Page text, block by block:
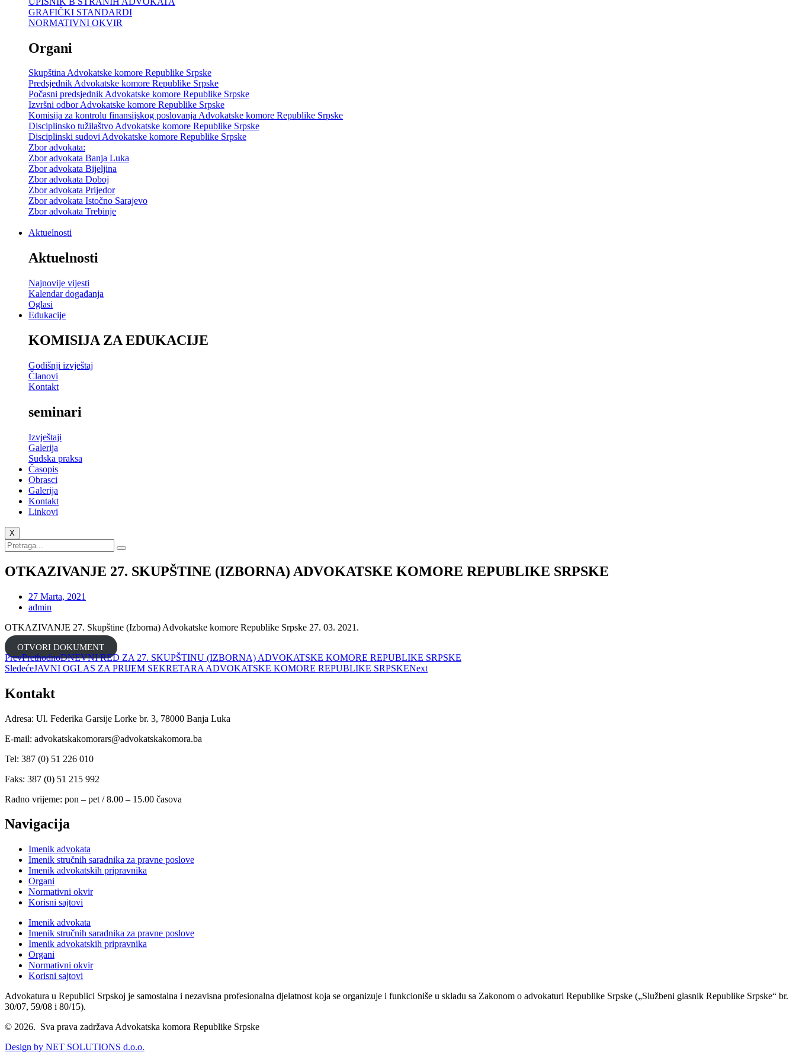
GRAFIČKI STANDARDI
NORMATIVNI OKVIR
Organi
Skupština Advokatske komore Republike Srpske
Predsjednik Advokatske komore Republike Srpske
Počasni predsjednik Advokatske komore Republike Srpske
Izvršni odbor Advokatske komore Republike Srpske
Komisija za kontrolu finansijskog poslovanja Advokatske komore Republike Srpske
Disciplinsko tužilaštvo Advokatske komore Republike Srpske
Disciplinski sudovi Advokatske komore Republike Srpske
Zbor advokata:
Zbor advokata Banja Luka
Zbor advokata Bijeljina
Zbor advokata Doboj
Zbor advokata Prijedor
Zbor advokata Istočno Sarajevo
Zbor advokata Trebinje
Aktuelnosti
Aktuelnosti
Najnovije vijesti
Kalendar događanja
Oglasi
Edukacije
KOMISIJA ZA EDUKACIJE
Godišnji izvještaj
Članovi
Kontakt
seminari
Izvještaji
Galerija
Sudska praksa
Časopis
Obrasci
Galerija
Kontakt
Linkovi
X
OTKAZIVANJE 27. SKUPŠTINE (IZBORNA) ADVOKATSKE KOMORE REPUBLIKE SRPSKE
27 Marta, 2021
admin
OTKAZIVANJE 27. Skupštine (Izborna) Advokatske komore Republike Srpske 27. 03. 2021.
OTVORI DOKUMENT
PrevPrethodnoDNEVNI RED ZA 27. SKUPŠTINU (IZBORNA) ADVOKATSKE KOMORE REPUBLIKE SRPSKE
SledećeJAVNI OGLAS ZA PRIJEM SEKRETARA ADVOKATSKE KOMORE REPUBLIKE SRPSKENext
Kontakt
Adresa: Ul. Federika Garsije Lorke br. 3, 78000 Banja Luka
E-mail: advokatskakomorars@advokatskakomora.ba
Tel: 387 (0) 51 226 010
Faks: 387 (0) 51 215 992
Radno vrijeme: pon – pet / 8.00 – 15.00 časova
Navigacija
Imenik advokata
Imenik stručnih saradnika za pravne poslove
Imenik advokatskih pripravnika
Organi
Normativni okvir
Korisni sajtovi
Imenik advokata
Imenik stručnih saradnika za pravne poslove
Imenik advokatskih pripravnika
Organi
Normativni okvir
Korisni sajtovi
Advokatura u Republici Srpskoj je samostalna i nezavisna profesionalna djelatnost koja se organizuje i funkcioniše u skladu sa Zakonom o advokaturi Republike Srpske („Službeni glasnik Republike Srpske“ br.
30/07, 59/08 i 80/15).
© 2026. Sva prava zadržava Advokatska komora Republike Srpske
Design by NET SOLUTIONS d.o.o.